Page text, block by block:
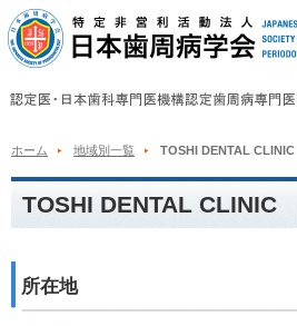
ホーム 地域別一覧 TOSHI DENTAL CLINIC
TOSHI DENTAL CLINIC
所在地